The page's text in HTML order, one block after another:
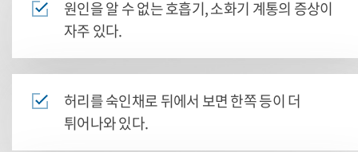
원인을 알 수 없는 호흡기, 소화기 계통의 증상이
자주 있다.
허리를 숙인채로 뒤에서 보면 한쪽 등이 더
튀어나와 있다.